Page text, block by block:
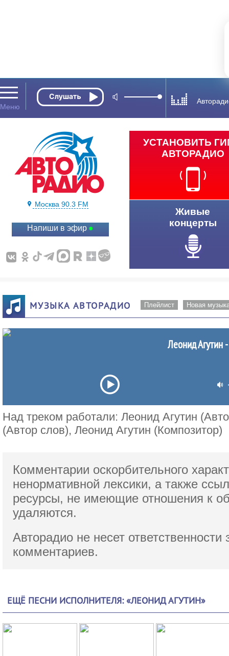
Москва 90.3 FM
Напиши в эфир
УСТАНОВИТЬ
АВТОРАДИО
Живые
концерты
МУЗЫКА АВТОРАДИО Плейлист Новая
Леонид Агутин
Над треком работали: Леонид Агутин
(Автор слов), Леонид Агутин (Композитор)
Комментарии оскорбительного
ненормативной лексики, а также
ресурсы, не имеющие отношения к
удаляются.
Авторадио не несет ответственности
комментариев.
ЕЩЁ ПЕСНИ ИСПОЛНИТЕЛЯ: «ЛЕОНИД АГУТИН»